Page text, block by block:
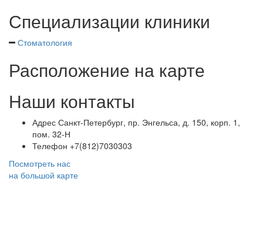
Специализации клиники
Стоматология
Расположение на карте
Наши контакты
Адрес Санкт-Петербург, пр. Энгельса, д. 150, корп. 1,
пом. 32-Н
Телефон +7(812)7030303
Посмотреть нас
на большой карте